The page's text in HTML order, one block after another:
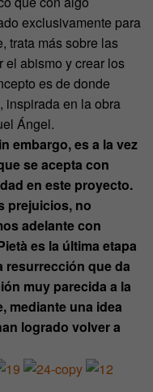
exclusivamente para
trata más sobre las
el abismo y crear los
es de donde
inspirada en la obra
Ángel.
embargo, es a la vez
se acepta con
en este proyecto.
prejuicios, no
adelante con
es la última etapa
resurrección que da
muy parecida a la
mediante una idea
logrado volver a